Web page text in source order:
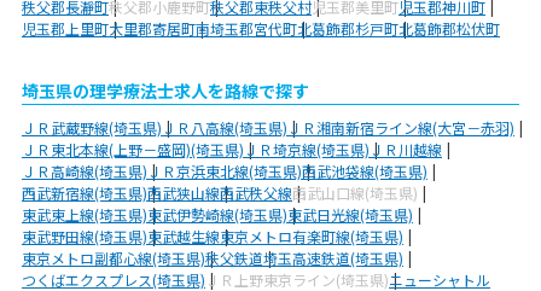
秩父郡長瀞町秩父郡小鹿野町秩父郡東秩父村児玉郡美里町児玉郡神川町
児玉郡上里町大里郡寄居町南埼玉郡宮代町北葛飾郡杉戸町北葛飾郡松伏町
埼玉県の理学療法士求人を路線で探す
ＪＲ武蔵野線(埼玉県)ＪＲ八高線(埼玉県)ＪＲ湘南新宿ライン線(大宮－赤羽)
ＪＲ東北本線(上野－盛岡)(埼玉県)ＪＲ埼京線(埼玉県)ＪＲ川越線
ＪＲ高崎線(埼玉県)ＪＲ京浜東北線(埼玉県)西武池袋線(埼玉県)
西武新宿線(埼玉県)西武狭山線西武秩父線西武山口線(埼玉県)
東武東上線(埼玉県)東武伊勢崎線(埼玉県)東武日光線(埼玉県)
東武野田線(埼玉県)東武越生線東京メトロ有楽町線(埼玉県)
東京メトロ副都心線(埼玉県)秩父鉄道埼玉高速鉄道(埼玉県)
つくばエクスプレス(埼玉県) ＪＲ上野東京ライン(埼玉県)ニューシャトル